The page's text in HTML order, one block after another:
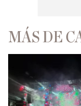
MÁS DE